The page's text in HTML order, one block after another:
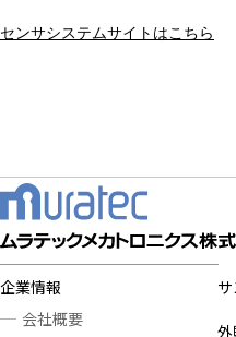
センサシステムサイトはこちら
企業情報
会社概要